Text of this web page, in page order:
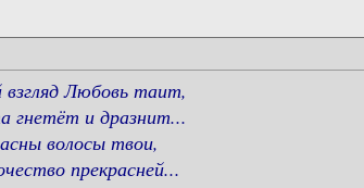
Любовь таит,
гнетёт и дразнит...
волосы твои,
прекрасней...